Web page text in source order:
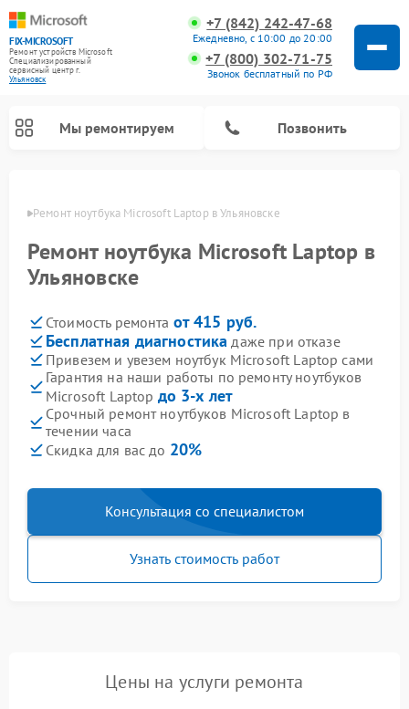
FIX-MICROSOFT
Ремонт устройств Microsoft
Специализированный
cервисный центр г.
Ульяновск
+7 (842) 242-47-68
Ежедневно, с 10:00 до 20:00
+7 (800) 302-71-75
Звонок бесплатный по РФ
Мы ремонтируем Позвонить
Ремонт ноутбука Microsoft Laptop в Ульяновске
Ремонт ноутбука Microsoft Laptop в
Ульяновске
Стоимость ремонта от 415 руб.
Бесплатная диагностика даже при отказе
Привезем и увезем ноутбук Microsoft Laptop сами
Гарантия на наши работы по ремонту ноутбуков
Microsoft Laptop до 3-х лет
Срочный ремонт ноутбуков Microsoft Laptop в
течении часа
Скидка для вас до 20%
Консультация со специалистом
Узнать стоимость работ
Цены на услуги ремонта